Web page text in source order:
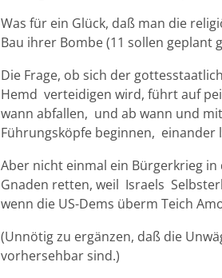
Was für ein Glück, daß man die
Bau ihrer Bombe (11 sollen geplant
Die Frage, ob sich der
Hemd verteidigen wird, führt auf
wann abfallen, und ab wann und
Führungsköpfe beginnen, einander
Aber nicht einmal ein Bürgerkrieg
Gnaden retten, weil Israels
wenn die US-Dems überm Teich
(Unnötig zu ergänzen, daß die
vorhersehbar sind.)